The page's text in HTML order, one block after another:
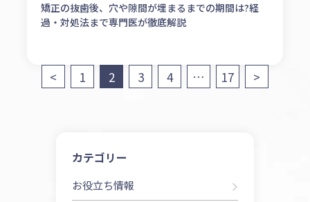
矯正の抜歯後、穴や隙間が埋まるまでの期間は?経
過・対処法まで専門医が徹底解説
投
< 1 2 3 4 … 17 >
カテゴリー
お役立ち情報